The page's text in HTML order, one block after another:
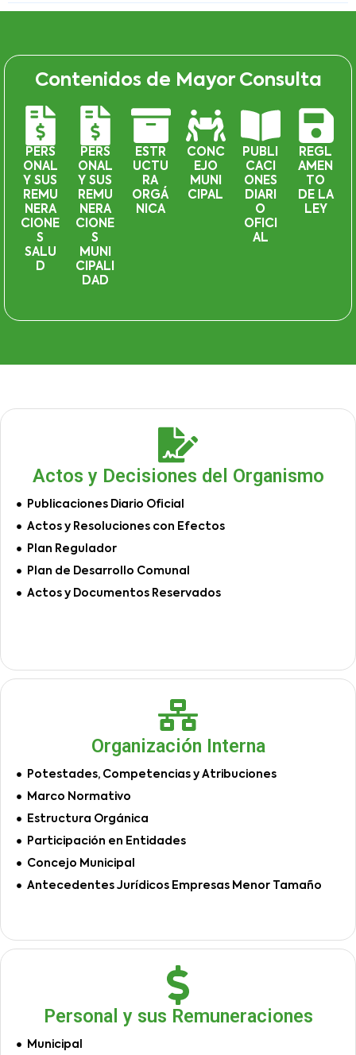
Contenidos de Mayor Consulta
PERS
ONAL
Y SUS
REMU
NERA
CIONE
S
SALU
D
PERS
ONAL
Y SUS
REMU
NERA
CIONE
S
MUNI
CIPALI
DAD
ESTR
UCTU
RA
ORGÁ
NICA
CONC
EJO
MUNI
CIPAL
PUBLI
CACI
ONES
DIARI
O
OFICI
AL
REGL
AMEN
TO
DE LA
LEY
Actos y Decisiones del Organismo
Publicaciones Diario Oficial
Actos y Resoluciones con Efectos
Plan Regulador
Plan de Desarrollo Comunal
Actos y Documentos Reservados
Organización Interna
Potestades, Competencias y Atribuciones
Marco Normativo
Estructura Orgánica
Participación en Entidades
Concejo Municipal
Antecedentes Jurídicos Empresas Menor Tamaño
Personal y sus Remuneraciones
Municipal